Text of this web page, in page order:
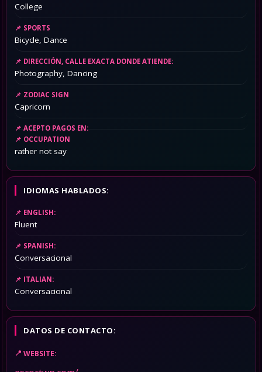
College
SPORTS
Bicycle, Dance
DIRECCIÓN, CALLE EXACTA DONDE ATIENDE:
Photography, Dancing
ZODIAC SIGN
Capricorn
ACEPTO PAGOS EN:
OCCUPATION
rather not say
IDIOMAS HABLADOS:
ENGLISH:
Fluent
SPANISH:
Conversacional
ITALIAN:
Conversacional
DATOS DE CONTACTO:
WEBSITE: